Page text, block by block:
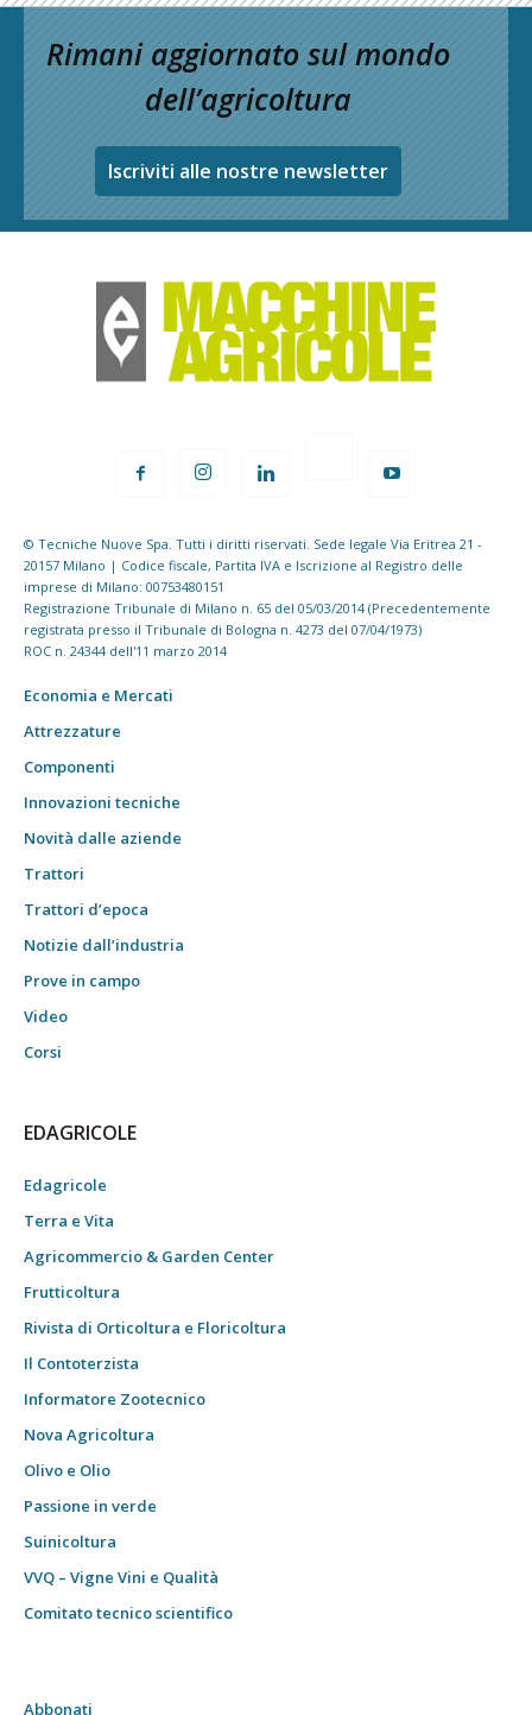
Rimani aggiornato sul mondo
dell’agricoltura
Iscriviti alle nostre newsletter
© Tecniche Nuove Spa. Tutti i diritti riservati. Sede legale Via Eritrea 21 -
20157 Milano | Codice fiscale, Partita IVA e Iscrizione al Registro delle
imprese di Milano: 00753480151
Registrazione Tribunale di Milano n. 65 del 05/03/2014 (Precedentemente
registrata presso il Tribunale di Bologna n. 4273 del 07/04/1973)
ROC n. 24344 dell'11 marzo 2014
Economia e Mercati
Attrezzature
Componenti
Innovazioni tecniche
Novità dalle aziende
Trattori
Trattori d’epoca
Notizie dall’industria
Prove in campo
Video
Corsi
EDAGRICOLE
Edagricole
Terra e Vita
Agricommercio & Garden Center
Frutticoltura
Rivista di Orticoltura e Floricoltura
Il Contoterzista
Informatore Zootecnico
Nova Agricoltura
Olivo e Olio
Passione in verde
Suinicoltura
VVQ – Vigne Vini e Qualità
Comitato tecnico scientifico
Abbonati